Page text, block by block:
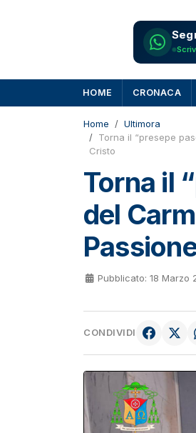
HOME CRONACA
Home
Ultimora
Torna il “presepe
Cristo
Torna il
del
Pubblicato: 18 Marzo
CONDIVIDI